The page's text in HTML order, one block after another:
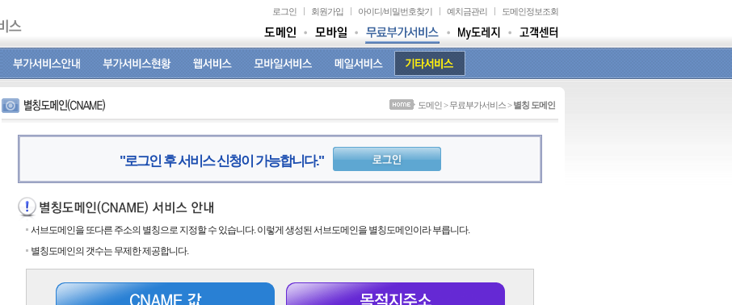
로그인 회원가입 아이디/비밀번호찾기 예치금관리 도메인정보조회
도메인 > 무료부가서비스 >별칭 도메인
"로그인 후 서비스 신청이 가능합니다."
서브도메인을 또다른 주소의 별칭으로 지정할 수 있습니다. 이렇게 생성된 서브도메인을 별칭도메인이라 부릅니다.
별칭도메인의 갯수는 무제한 제공합니다.